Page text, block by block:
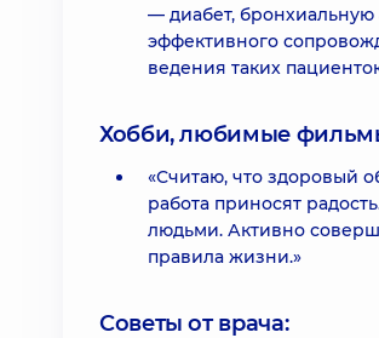
— диабет,
эффективного
ведения таких
Хобби, любимые
«Считаю, что здоровый
работа приносят
людьми. Активно
правила жизни.»
Советы от врача: